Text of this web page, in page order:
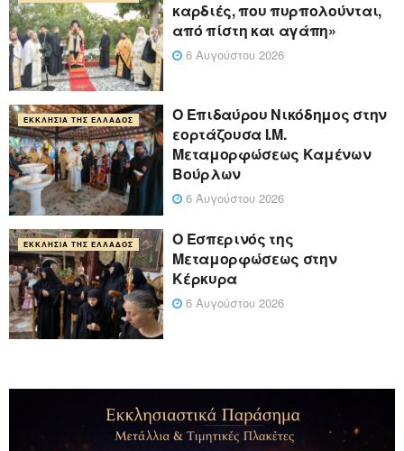
καρδιές, που πυρπολούνται,
από πίστη και αγάπη»
6 Αυγούστου 2026
ΕΚΚΛΗΣΊΑ ΤΗΣ ΕΛΛΆΔΟΣ
Ο Επιδαύρου Νικόδημος στην
εορτάζουσα Ι.Μ.
Μεταμορφώσεως Καμένων
Βούρλων
6 Αυγούστου 2026
ΕΚΚΛΗΣΊΑ ΤΗΣ ΕΛΛΆΔΟΣ
Ο Εσπερινός της
Μεταμορφώσεως στην
Κέρκυρα
6 Αυγούστου 2026